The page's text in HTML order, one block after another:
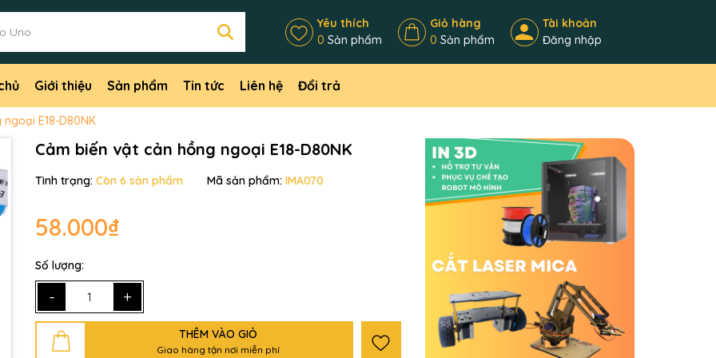
Yêu thích
0 Sản phẩm
Giỏ hàng
0 Sản phẩm
Tài khoản
Đăng nhập
Giới thiệu Sản phẩm Tin tức Liên hệ Đổi trả
E18-D80NK
Cảm biến vật cản hồng ngoại E18-D80NK
Tình trạng: Còn 6 sản phẩm Mã sản phẩm: IMA070
58.000₫
Số lượng:
- +
THÊM VÀO GIỎ
Giao hàng tận nơi miễn phí